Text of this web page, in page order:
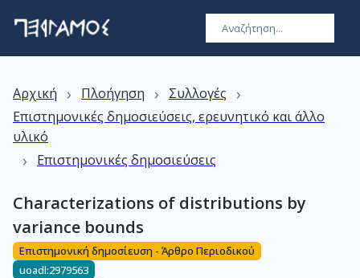
Αρχική › Πλοήγηση › Συλλογές ›
Επιστημονικές δημοσιεύσεις, ερευνητικό και άλλο
υλικό
› Επιστημονικές δημοσιεύσεις
Characterizations of distributions by
variance bounds
Επιστημονική δημοσίευση - Άρθρο Περιοδικού
uoadl:2979563